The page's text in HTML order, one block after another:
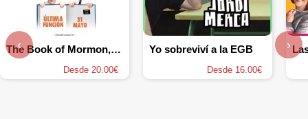
The Book of Mormon, el musical
Desde 20.00€
Yo sobreviví a la EGB
Desde 16.00€
‹ ›